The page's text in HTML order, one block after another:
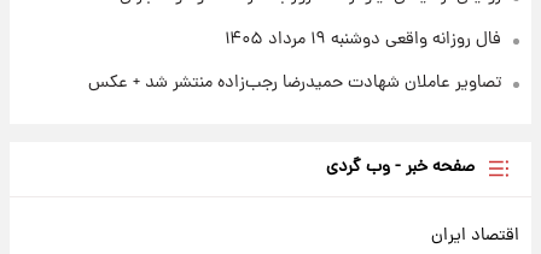
فال روزانه واقعی دوشنبه ۱۹ مرداد ۱۴۰۵
تصاویر عاملان شهادت حمیدرضا رجب‌زاده منتشر شد + عکس
صفحه خبر - وب گردی
اقتصاد ایران